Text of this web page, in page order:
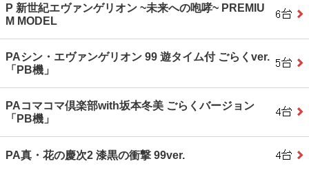
P 新世紀エヴァンゲリオン ~未来への咆哮~ PREMIU
M MODEL
PAシン・エヴァンゲリオン 99 遊タイム付 ごらくver.
「PB機」
PAコマコマ倶楽部with坂本冬美 ごらくバージョン
「PB機」
PA真・花の慶次2 漆黒の衝撃 99ver.